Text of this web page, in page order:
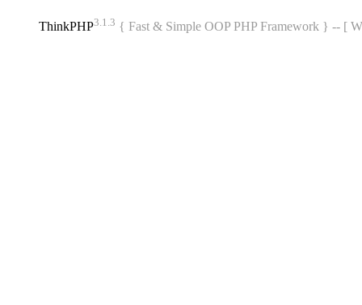
ThinkPHP3.1.3 { Fast & Simple OOP PHP Framework } -- [